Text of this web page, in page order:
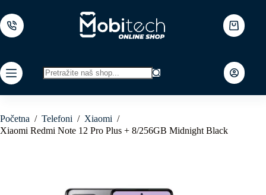
to
content
Shopping
cart
results
Početna / Telefoni / Xiaomi /
Xiaomi Redmi Note 12 Pro Plus + 8/256GB Midnight Black